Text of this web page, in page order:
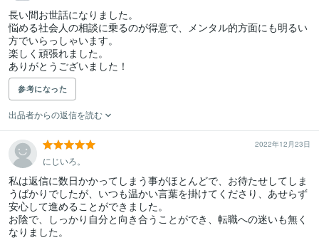
長い間お世話になりました。
悩める社会人の相談に乗るのが得意で、メンタル的方面にも明るい
方でいらっしゃいます。
楽しく頑張れました。
ありがとうございました！
参考になった
出品者からの返信を読む
2022年12月23日
にじいろ。
私は返信に数日かかってしまう事がほとんどで、お待たせしてしま
うばかりでしたが、いつも温かい言葉を掛けてくださり、あせらず
安心して進めることができました。
お陰で、しっかり自分と向き合うことができ、転職への迷いも無く
なりました。